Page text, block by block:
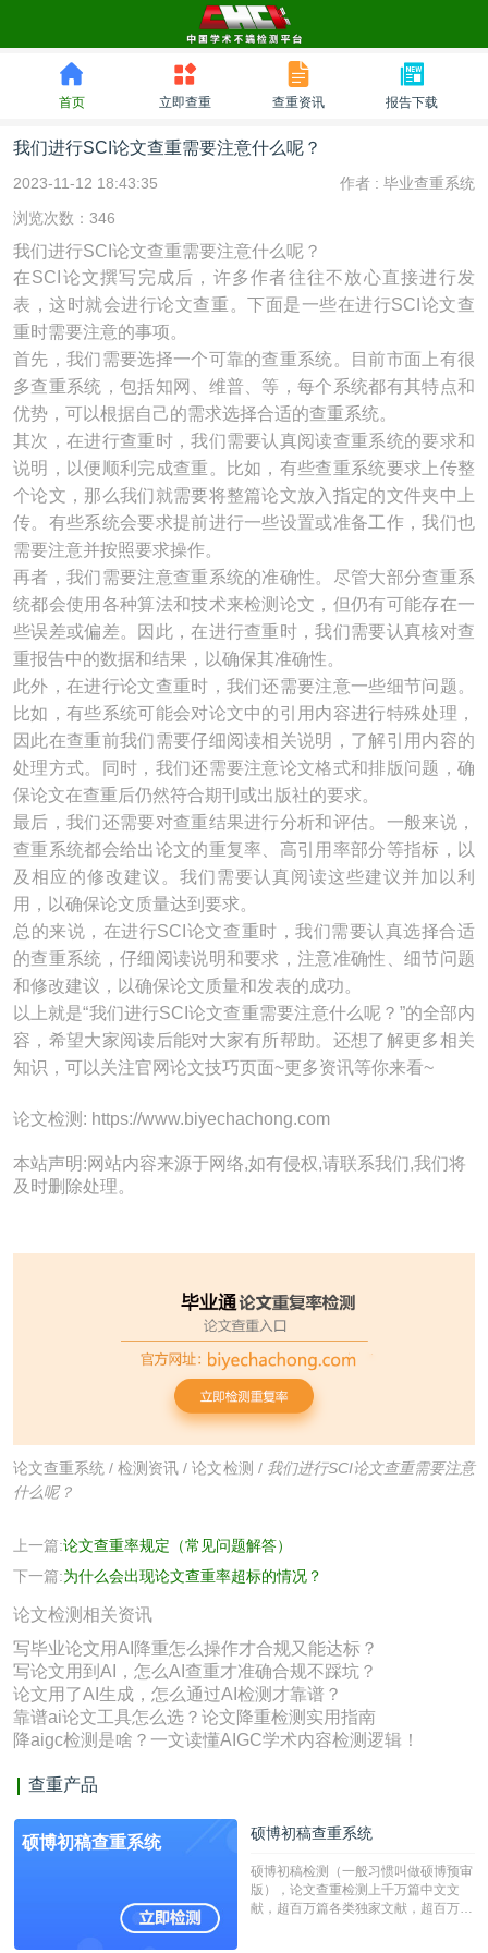
首页 立即查重 查重资讯 报告下载
我们进行SCI论文查重需要注意什么呢？
2023-11-12 18:43:35 作者 : 毕业查重系统
浏览次数：346
我们进行SCI论文查重需要注意什么呢？
在SCI论文撰写完成后，许多作者往往不放心直接进行发
表，这时就会进行论文查重。下面是一些在进行SCI论文查
重时需要注意的事项。
首先，我们需要选择一个可靠的查重系统。目前市面上有很
多查重系统，包括知网、维普、等，每个系统都有其特点和
优势，可以根据自己的需求选择合适的查重系统。
其次，在进行查重时，我们需要认真阅读查重系统的要求和
说明，以便顺利完成查重。比如，有些查重系统要求上传整
个论文，那么我们就需要将整篇论文放入指定的文件夹中上
传。有些系统会要求提前进行一些设置或准备工作，我们也
需要注意并按照要求操作。
再者，我们需要注意查重系统的准确性。尽管大部分查重系
统都会使用各种算法和技术来检测论文，但仍有可能存在一
些误差或偏差。因此，在进行查重时，我们需要认真核对查
重报告中的数据和结果，以确保其准确性。
此外，在进行论文查重时，我们还需要注意一些细节问题。
比如，有些系统可能会对论文中的引用内容进行特殊处理，
因此在查重前我们需要仔细阅读相关说明，了解引用内容的
处理方式。同时，我们还需要注意论文格式和排版问题，确
保论文在查重后仍然符合期刊或出版社的要求。
最后，我们还需要对查重结果进行分析和评估。一般来说，
查重系统都会给出论文的重复率、高引用率部分等指标，以
及相应的修改建议。我们需要认真阅读这些建议并加以利
用，以确保论文质量达到要求。
总的来说，在进行SCI论文查重时，我们需要认真选择合适
的查重系统，仔细阅读说明和要求，注意准确性、细节问题
和修改建议，以确保论文质量和发表的成功。
以上就是“我们进行SCI论文查重需要注意什么呢？”的全部内
容，希望大家阅读后能对大家有所帮助。还想了解更多相关
知识，可以关注官网论文技巧页面~更多资讯等你来看~
论文检测: https://www.biyechachong.com
本站声明:网站内容来源于网络,如有侵权,请联系我们,我们将
及时删除处理。
论文查重系统 /检测资讯 /论文检测 / 我们进行SCI论文查重需要注意
什么呢？
上一篇:论文查重率规定（常见问题解答）
下一篇:为什么会出现论文查重率超标的情况？
论文检测相关资讯
写毕业论文用AI降重怎么操作才合规又能达标？
写论文用到AI，怎么AI查重才准确合规不踩坑？
论文用了AI生成，怎么通过AI检测才靠谱？
靠谱ai论文工具怎么选？论文降重检测实用指南
降aigc检测是啥？一文读懂AIGC学术内容检测逻辑！
查重产品
硕博初稿查重系统 硕博初稿查重系统
硕博初稿检测（一般习惯叫做硕博预审
版），论文查重检测上千万篇中文文
献，超百万篇各类独家文献，超百万港